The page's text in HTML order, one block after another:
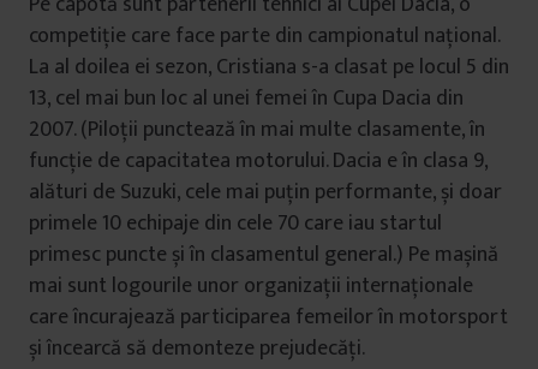
competiție care face parte din campionatul național.
La al doilea ei sezon, Cristiana s-a clasat pe locul 5 din
13, cel mai bun loc al unei femei în Cupa Dacia din
2007. (Piloții punctează în mai multe clasamente, în
funcție de capacitatea motorului. Dacia e în clasa 9,
alături de Suzuki, cele mai puțin performante, și doar
primele 10 echipaje din cele 70 care iau startul
primesc puncte și în clasamentul general.) Pe mașină
mai sunt logourile unor organizații internaționale
care încurajează participarea femeilor în motorsport
și încearcă să demonteze prejudecăți.